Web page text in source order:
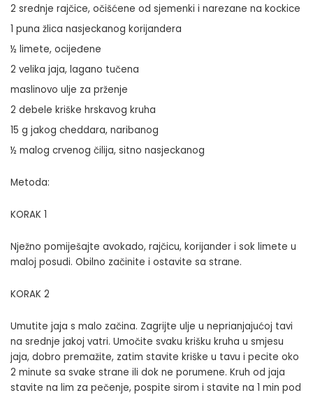
2 srednje rajčice, očišćene od sjemenki i narezane na kockice
1 puna žlica nasjeckanog korijandera
½ limete, ocijeđene
2 velika jaja, lagano tučena
maslinovo ulje za prženje
2 debele kriške hrskavog kruha
15 g jakog cheddara, naribanog
½ malog crvenog čilija, sitno nasjeckanog
Metoda:
KORAK 1
Nježno pomiješajte avokado, rajčicu, korijander i sok limete u
maloj posudi. Obilno začinite i ostavite sa strane.
KORAK 2
Umutite jaja s malo začina. Zagrijte ulje u neprianjajućoj tavi
na srednje jakoj vatri. Umočite svaku krišku kruha u smjesu
jaja, dobro premažite, zatim stavite kriške u tavu i pecite oko
2 minute sa svake strane ili dok ne porumene. Kruh od jaja
stavite na lim za pečenje, pospite sirom i stavite na 1 min pod